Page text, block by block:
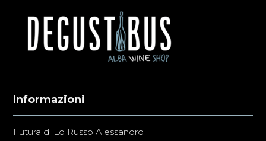
Informazioni
Futura di Lo Russo Alessandro